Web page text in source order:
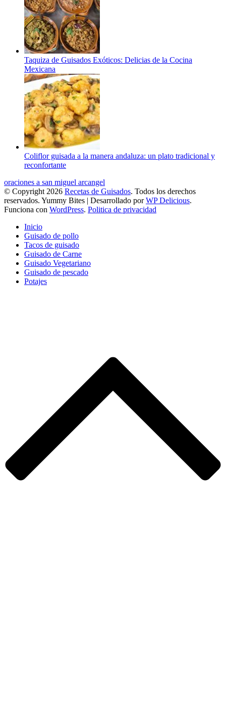
Taquiza de Guisados Exóticos: Delicias de la Cocina
Mexicana
Coliflor guisada a la manera andaluza: un plato tradicional y
reconfortante
oraciones a san miguel arcangel
© Copyright 2026 Recetas de Guisados. Todos los derechos
reservados. Yummy Bites | Desarrollado porWP Delicious.
Funciona con WordPress. Politica de privacidad
Inicio
Guisado de pollo
Tacos de guisado
Guisado de Carne
Guisado Vegetariano
Guisado de pescado
Potajes